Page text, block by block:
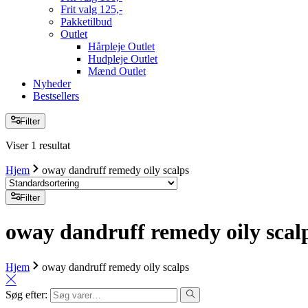
Frit valg 125,-
Pakketilbud
Outlet
Hårpleje Outlet
Hudpleje Outlet
Mænd Outlet
Nyheder
Bestsellers
Filter
Viser 1 resultat
Hjem oway dandruff remedy oily scalps
Filter
oway dandruff remedy oily
Hjem oway dandruff remedy oily scalps
Søg efter: